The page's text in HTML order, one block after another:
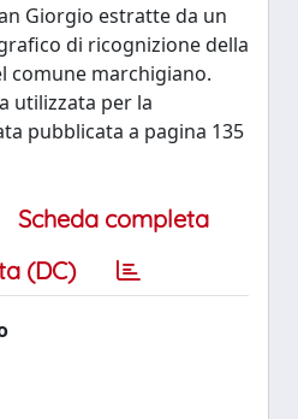
Giorgio estratte da un
di ricognizione della
marchigiano.
utilizzata per la
pubblicata a pagina 135
Scheda completa
(DC)